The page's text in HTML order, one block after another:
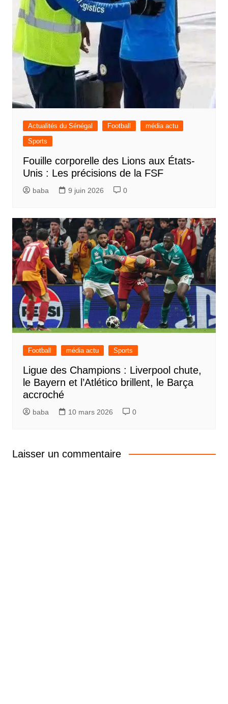
Actualités du Sénégal Football
média actu
Sports
Fouille corporelle des Lions aux États-
Unis : Les précisions de la FSF
baba 9 juin 2026 0
Football média actu Sports
Ligue des Champions : Liverpool chute,
le Bayern et l’Atlético brillent, le Barça
accroché
baba 10 mars 2026 0
Laisser un commentaire